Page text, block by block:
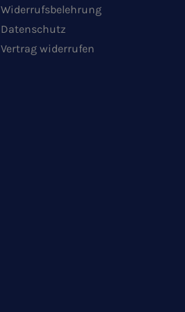
Widerrufsbelehrung
Datenschutz
Vertrag widerrufen